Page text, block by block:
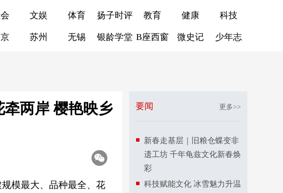
文娱 体育 扬子时评 教育 健康 科技
苏州 无锡 银龄学堂 B座西窗 微史记 少年志
牵两岸 樱艳映乡
模最大、品种最全、花
要闻 更多>>
新春走基层｜旧粮仓蝶变非
遗工坊 千年龟兹文化新春焕
彩
科技赋能文化 冰雪魅力升温